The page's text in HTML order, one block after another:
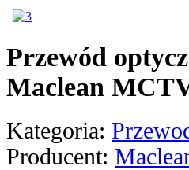
Przewód
Maclean
Kategoria:
Producent: